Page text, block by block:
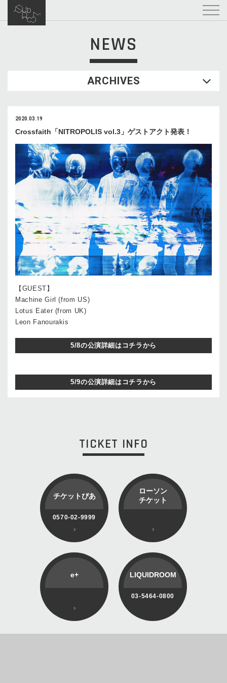
NEWS
ARCHIVES
2020.03.19
Crossfaith「NITROPOLIS vol.3」ゲストアクト発表！
【GUEST】
Machine Girl (from US)
Lotus Eater (from UK)
Leon Fanourakis
5/8の公演詳細はコチラから
5/9の公演詳細はコチラから
TICKET INFO
チケットぴあ
0570-02-9999
ローソン
チケット
e+ LIQUIDROOM
03-5464-0800